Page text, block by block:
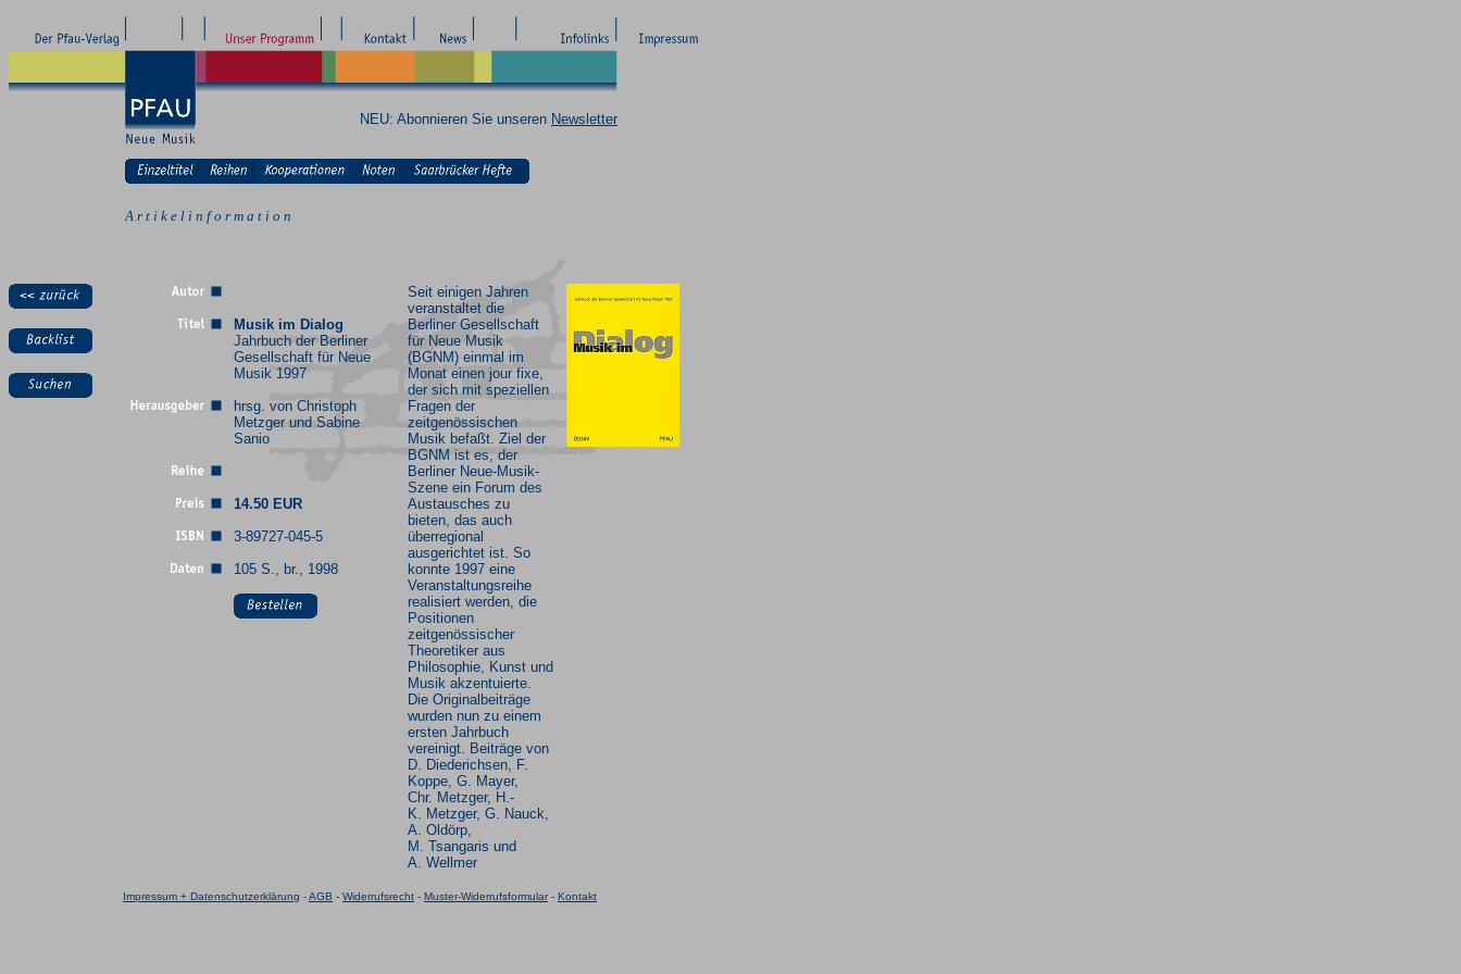
NEU: Abonnieren Sie unseren Newsletter
A r t i k e l i n f o r m a t i o n
Musik im Dialog
Jahrbuch der Berliner
Gesellschaft für Neue
Musik 1997
hrsg. von Christoph
Metzger und Sabine
Sanio
14.50 EUR
3-89727-045-5
105 S., br., 1998
Seit einigen Jahren
veranstaltet die
Berliner Gesellschaft
für Neue Musik
(BGNM) einmal im
Monat einen jour fixe,
der sich mit speziellen
Fragen der
zeitgenössischen
Musik befaßt. Ziel der
BGNM ist es, der
Berliner Neue-Musik-
Szene ein Forum des
Austausches zu
bieten, das auch
überregional
ausgerichtet ist. So
konnte 1997 eine
Veranstaltungsreihe
realisiert werden, die
Positionen
zeitgenössischer
Theoretiker aus
Philosophie, Kunst und
Musik akzentuierte.
Die Originalbeiträge
wurden nun zu einem
ersten Jahrbuch
vereinigt. Beiträge von
D. Diederichsen, F.
Koppe, G. Mayer,
Chr. Metzger, H.-
K. Metzger, G. Nauck,
A. Oldörp,
M. Tsangaris und
A. Wellmer
Impressum + Datenschutzerklärung -AGB - Widerrufsrecht - Muster-Widerrufsformular- Kontakt